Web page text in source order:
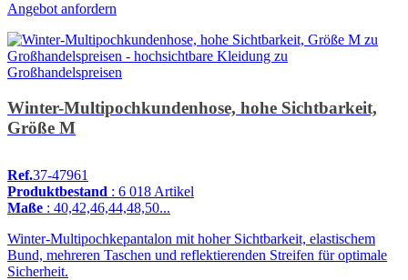
Angebot anfordern
Winter-Multipochkundenhose, hohe Sichtbarkeit,
Größe M
Ref.37-47961
Produktbestand : 6 018 Artikel
Maße : 40,42,46,44,48,50...
Winter-Multipochkepantalon mit hoher Sichtbarkeit, elastischem
Bund, mehreren Taschen und reflektierenden Streifen für optimale
Sicherheit.